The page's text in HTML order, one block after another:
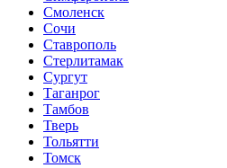
Смоленск
Сочи
Ставрополь
Стерлитамак
Сургут
Таганрог
Тамбов
Тверь
Тольятти
Томск